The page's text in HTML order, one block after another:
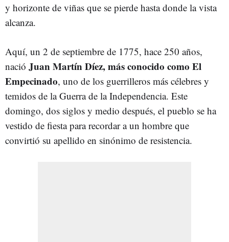
y horizonte de viñas que se pierde hasta donde la vista
alcanza.
Aquí, un 2 de septiembre de 1775, hace 250 años,
nació Juan Martín Díez, más conocido como El
Empecinado, uno de los guerrilleros más célebres y
temidos de la Guerra de la Independencia. Este
domingo, dos siglos y medio después, el pueblo se ha
vestido de fiesta para recordar a un hombre que
convirtió su apellido en sinónimo de resistencia.